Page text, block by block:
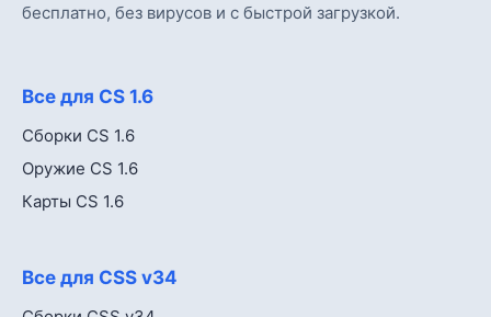
бесплатно, без вирусов и с быстрой загрузкой.
Все для CS 1.6
Сборки CS 1.6
Оружие CS 1.6
Карты CS 1.6
Все для CSS v34